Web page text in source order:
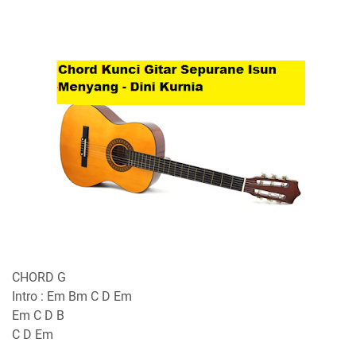
CHORD G
Intro : Em Bm C D Em
Em C D B
C D Em